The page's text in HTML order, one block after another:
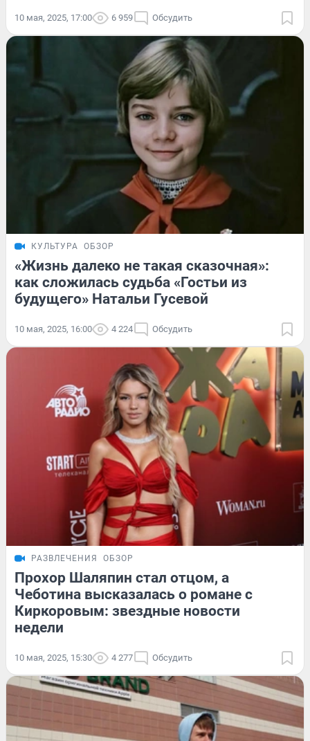
10 мая, 2025, 17:00 6 959 Обсудить
КУЛЬТУРА ОБЗОР
«Жизнь далеко не такая сказочная»:
как сложилась судьба «Гостьи из
будущего» Натальи Гусевой
10 мая, 2025, 16:00 4 224 Обсудить
РАЗВЛЕЧЕНИЯ ОБЗОР
Прохор Шаляпин стал отцом, а
Чеботина высказалась о романе с
Киркоровым: звездные новости
недели
10 мая, 2025, 15:30 4 277 Обсудить